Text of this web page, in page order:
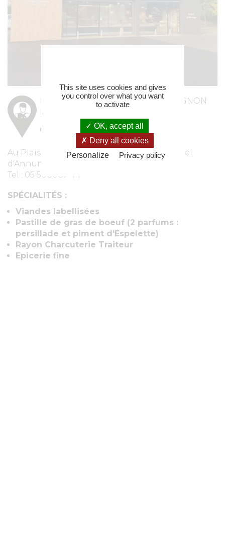
L'ADRESSE DU BOUCHER COMPAGNON
DU GOÛT
GRÉGORY VALETTE
Au Plaisir de Bien Manger - 1 avenue Gabriel
d'Annunzio - 33600 Pessac
Tel : 05 56 36 37 44
SPÉCIALITÉS :
Viandes labellisées
Pastille de gras de boeuf (2 parfums :
persillade et piment d'Espelette)
Rayon Charcuterie Traiteur
Epicerie fine
This site uses cookies and gives
you control over what you want
to activate
OK, accept all
Deny all cookies
Personalize
Privacy policy